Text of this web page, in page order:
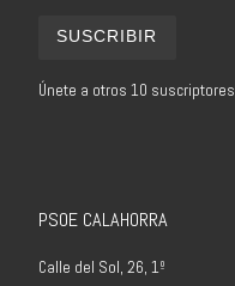
SUSCRIBIR
Únete a otros 10 suscriptores
PSOE CALAHORRA
Calle del Sol, 26, 1º